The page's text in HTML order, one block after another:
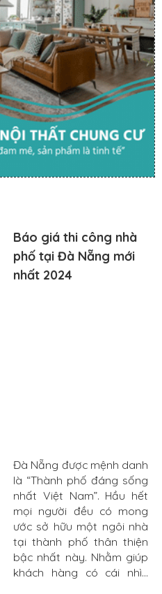
Báo giá thi công nhà
phố tại Đà Nẵng mới
nhất 2024
Đà Nẵng được mệnh danh
là “Thành phố đáng sống
nhất Việt Nam”. Hầu hết
mọi người đều có mong
ước sở hữu một ngôi nhà
tại thành phố thân thiện
bậc nhất này. Nhằm giúp
khách hàng có cái nhìn